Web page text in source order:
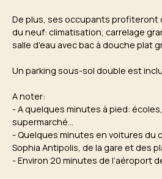
De plus, ses occupants profiteront
du neuf: climatisation, carrelage
salle d'eau avec bac à douche plat
Un parking sous-sol double est
A noter:
- A quelques minutes à pied:
supermarché...
- Quelques minutes en voitures du
Sophia Antipolis, de la gare et des
- Environ 20 minutes de l’aéroport